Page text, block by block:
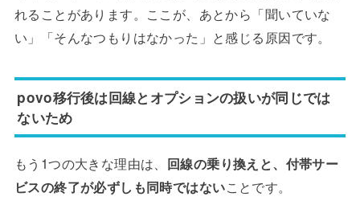
れることがあります。ここが、あとから「聞いていな
い」「そんなつもりはなかった」と感じる原因です。
povo移行後は回線とオプションの扱いが同じでは
ないため
もう1つの大きな理由は、 回線の乗り換えと、付帯サー
ビスの終了が必ずしも同時ではないことです。